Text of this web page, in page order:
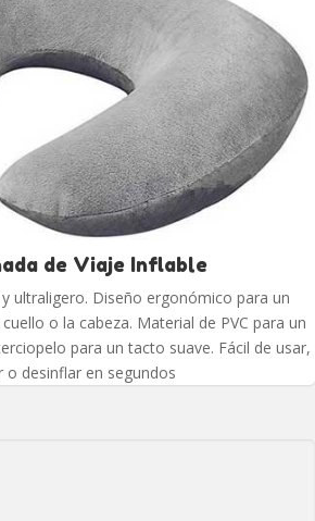
de Viaje Inflable
ultraligero. Diseño ergonómico para un
o la cabeza. Material de PVC para un
para un tacto suave. Fácil de usar,
o desinflar en segundos